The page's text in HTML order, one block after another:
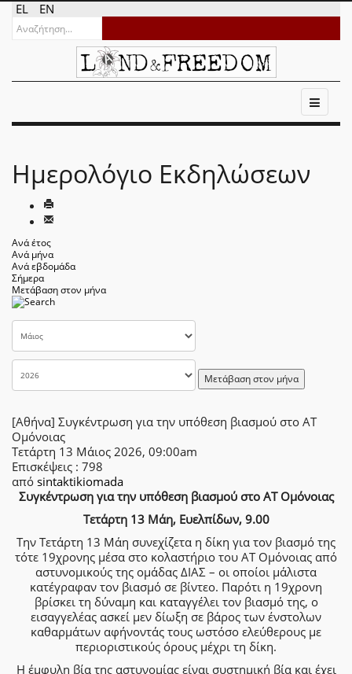
EL EN
Ημερολόγιο Εκδηλώσεων
Ανά έτος
Ανά μήνα
Ανά εβδομάδα
Σήμερα
Μετάβαση στον μήνα
Μετάβαση στον μήνα
[Αθήνα] Συγκέντρωση για την υπόθεση βιασμού στο ΑΤ
Ομόνοιας
Τετάρτη 13 Μάιος 2026, 09:00am
Επισκέψεις : 798
από sintaktikiomada
Συγκέντρωση για την υπόθεση βιασμού στο ΑΤ Ομόνοιας
Τετάρτη 13 Μάη, Ευελπίδων, 9.00
Την Τετάρτη 13 Μάη συνεχίζετα η δίκη για τον βιασμό της
τότε 19χρονης μέσα στο κολαστήριο του ΑΤ Ομόνοιας από
αστυνομικούς της ομάδας ΔΙΑΣ – οι οποίοι μάλιστα
κατέγραφαν τον βιασμό σε βίντεο. Παρότι η 19χρονη
βρίσκει τη δύναμη και καταγγέλει τον βιασμό της, ο
εισαγγελέας ασκεί μεν δίωξη σε βάρος των ένστολων
καθαρμάτων αφήνοντάς τους ωστόσο ελεύθερους με
περιοριστικούς όρους μέχρι τη δίκη.
Η έμφυλη βία της αστυνομίας είναι συστημική βία και έχει